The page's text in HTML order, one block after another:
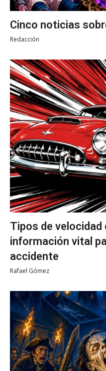
Cinco noticias
Redacción
Tipos de velocidad
información vital
accidente
Rafael Gómez